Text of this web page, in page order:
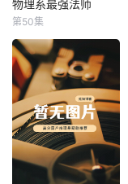
物理系最强法师
物理系最强法师
第50集